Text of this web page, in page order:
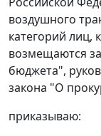
воздушного
категорий лиц,
возмещаются
бюджета",
закона "О
приказываю: